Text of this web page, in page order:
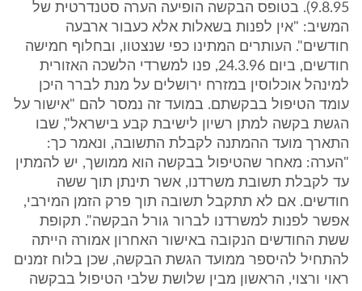
9.8.95). בטופס הבקשה הופיעה הערה סטנדרטית של
המשיב: "אין לפנות בשאלות אלא כעבור ארבעה
חודשים". העותרים המתינו כפי שנצטוו, ובחלוף חמישה
חודשים, ביום 24.3.96, פנו למשרדי הלשכה האזורית
למינהל אוכלוסין במזרח ירושלים על מנת לברר היכן
עומד הטיפול בבקשתם. במועד זה נמסר להם "אישור על
הגשת בקשה למתן רשיון לישיבת קבע בישראל", שבו
התארך מועד ההמתנה לקבלת התשובה, ונאמר כך:
"הערה: מאחר שהטיפול בבקשה הוא ממושך, יש להמתין
עד לקבלת תשובת משרדנו, אשר תינתן תוך ששה
חודשים. אם לא תתקבל תשובה תוך פרק הזמן המירבי,
אפשר לפנות למשרדנו לברור גורל הבקשה". תקופת
ששת החודשים הנקובה באישור האחרון אמורה הייתה
להתחיל להיספר ממועד הגשת הבקשה, שכן בלוח זמנים
ראוי ורצוי, הראשון מבין שלושת שלבי הטיפול בבקשה